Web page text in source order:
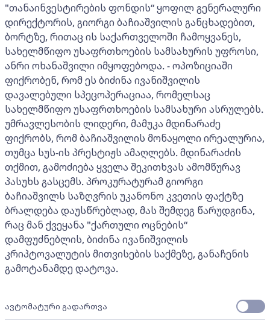
"თანაინვესტირების ფონდის“ ყოფილ გენერალური
დირექტორის, გიორგი ბაჩიაშვილის განცხადებით,
ბორტზე, რითაც ის საქართველოში ჩამოყვანეს,
სახელმწიფო უსაფრთხოების სამსახურის უფროსი,
ანრი ოხანაშვილი იმყოფებოდა. - ოპოზიციაში
ფიქრობენ, რომ ეს ბიძინა ივანიშვილის
დავალებული სპეცოპერაციაა, რომელსაც
სახელმწიფო უსაფრთხოების სამსახური ასრულებს.
უმრავლესობის ლიდერი, მამუკა მდინარაძე
ფიქრობს, რომ ბაჩიაშვილის მონაყოლი ირეალურია,
თუმცა სუს-ის პრესტიჟს ამაღლებს. მდინარაძის
თქმით, გამოძიება ყველა შეკითხვას ამომწურავ
პასუხს გასცემს. პროკურატურამ გიორგი
ბაჩიაშვილს საზღვრის უკანონო კვეთის ფაქტზე
ბრალდება დაუსწრებლად, მას შემდეგ წარუდგინა,
რაც მან ქვეყანა "ქართული ოცნების“
დამფუძნებლის, ბიძინა ივანიშვილის
კრიპტოვალუტის მითვისების საქმეზე, განაჩენის
გამოტანამდე დატოვა.
ავტომატური გადართვა